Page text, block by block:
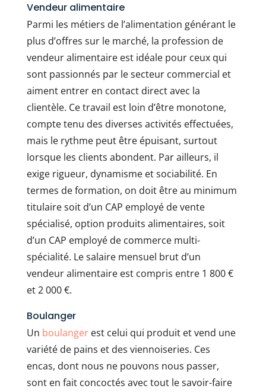
Vendeur alimentaire
Parmi les métiers de l’alimentation générant le
plus d’offres sur le marché, la profession de
vendeur alimentaire est idéale pour ceux qui
sont passionnés par le secteur commercial et
aiment entrer en contact direct avec la
clientèle. Ce travail est loin d’être monotone,
compte tenu des diverses activités effectuées,
mais le rythme peut être épuisant, surtout
lorsque les clients abondent. Par ailleurs, il
exige rigueur, dynamisme et sociabilité. En
termes de formation, on doit être au minimum
titulaire soit d’un CAP employé de vente
spécialisé, option produits alimentaires, soit
d’un CAP employé de commerce multi-
spécialité. Le salaire mensuel brut d’un
vendeur alimentaire est compris entre 1 800 €
et 2 000 €.
Boulanger
Un boulangerest celui qui produit et vend une
variété de pains et des viennoiseries. Ces
encas, dont nous ne pouvons nous passer,
sont en fait concoctés avec tout le savoir-faire